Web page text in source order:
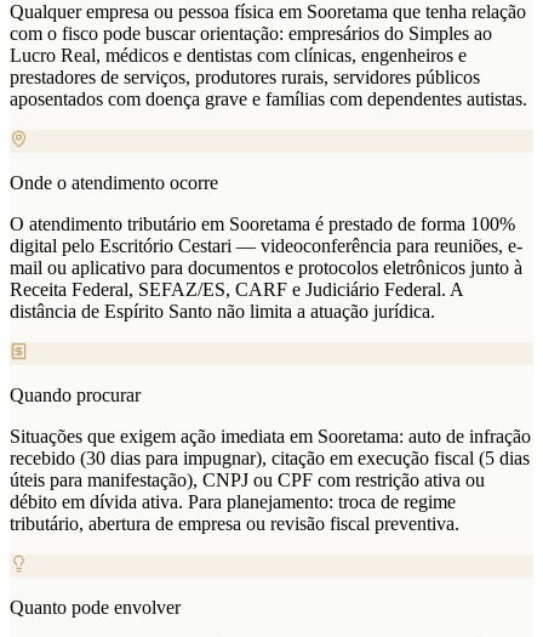
Qualquer empresa ou pessoa física em Sooretama que tenha relação
com o fisco pode buscar orientação: empresários do Simples ao
Lucro Real, médicos e dentistas com clínicas, engenheiros e
prestadores de serviços, produtores rurais, servidores públicos
aposentados com doença grave e famílias com dependentes autistas.
Onde o atendimento ocorre
O atendimento tributário em Sooretama é prestado de forma 100%
digital pelo Escritório Cestari — videoconferência para reuniões, e-
mail ou aplicativo para documentos e protocolos eletrônicos junto à
Receita Federal, SEFAZ/ES, CARF e Judiciário Federal. A
distância de Espírito Santo não limita a atuação jurídica.
Quando procurar
Situações que exigem ação imediata em Sooretama: auto de infração
recebido (30 dias para impugnar), citação em execução fiscal (5 dias
úteis para manifestação), CNPJ ou CPF com restrição ativa ou
débito em dívida ativa. Para planejamento: troca de regime
tributário, abertura de empresa ou revisão fiscal preventiva.
Quanto pode envolver